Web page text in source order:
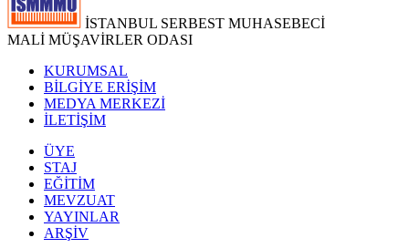
İSTANBUL SERBEST MUHASEBECİ
MALİ MÜŞAVİRLER ODASI
KURUMSAL
BİLGİYE ERİŞİM
MEDYA MERKEZİ
İLETİŞİM
ÜYE
STAJ
EĞİTİM
MEVZUAT
YAYINLAR
ARŞİV